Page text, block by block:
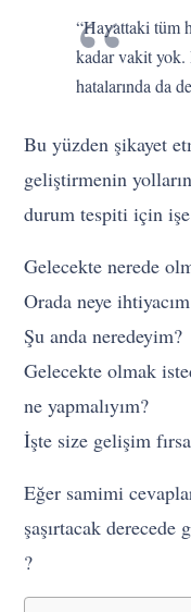
“Hayattaki tüm
kadar vakit yok.
hatalarında da
Bu yüzden şikayet
geliştirmenin
durum tespiti için
Gelecekte nerede
Orada neye
Şu anda neredeyim?
Gelecekte olmak
ne yapmalıyım?
İşte size gelişim
Eğer samimi
şaşırtacak
?